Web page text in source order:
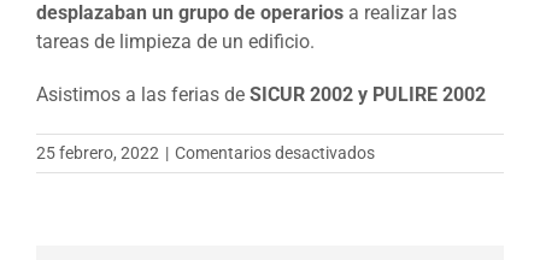
desplazaban un grupo de operarios a realizar las
tareas de limpieza de un edificio.
Asistimos a las ferias de SICUR 2002 y PULIRE 2002
25 febrero, 2022 | Comentarios desactivadosen
EL